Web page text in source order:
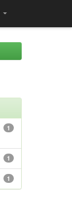
1
1
1